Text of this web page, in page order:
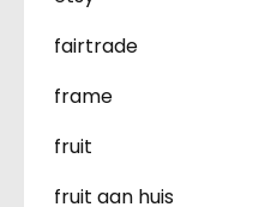
fairtrade
frame
fruit
fruit aan huis